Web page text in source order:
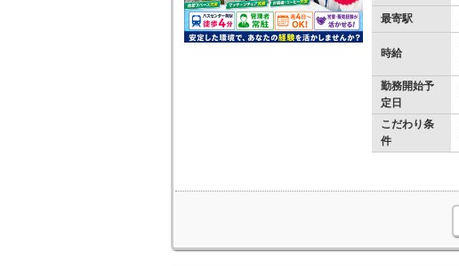
最寄駅
時給
勤務開始予
定日
こだわり条
件